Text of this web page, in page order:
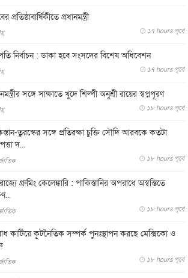
প্রতিষ্ঠাবার্ষিকীতে প্রধানমন্ত্রী
১৭ hours পূর্বে
নির্বাচন : ডাকা হবে সংসদের বিশেষ অধিবেশন
১৭ hours পূর্বে
সঙ্গে সাক্ষাতে খুদে শিল্পী অনুশ্রী রায়ের স্বপ্নপূরণ
১৮ hours পূর্বে
তুরস্কের সঙ্গে প্রতিরক্ষা চুক্তি সৌদি আরবকে কতটা
দ...
১৮ hours পূর্বে
গ্রুমিং কেলেঙ্কারি : পাকিস্তানির অপরাধে অস্বস্তিতে
১৮ hours পূর্বে
কাটিয়ে কূটনৈতিক সম্পর্ক পুনঃস্থাপন করছে মেক্সিকো ও
১৮ hours পূর্বে